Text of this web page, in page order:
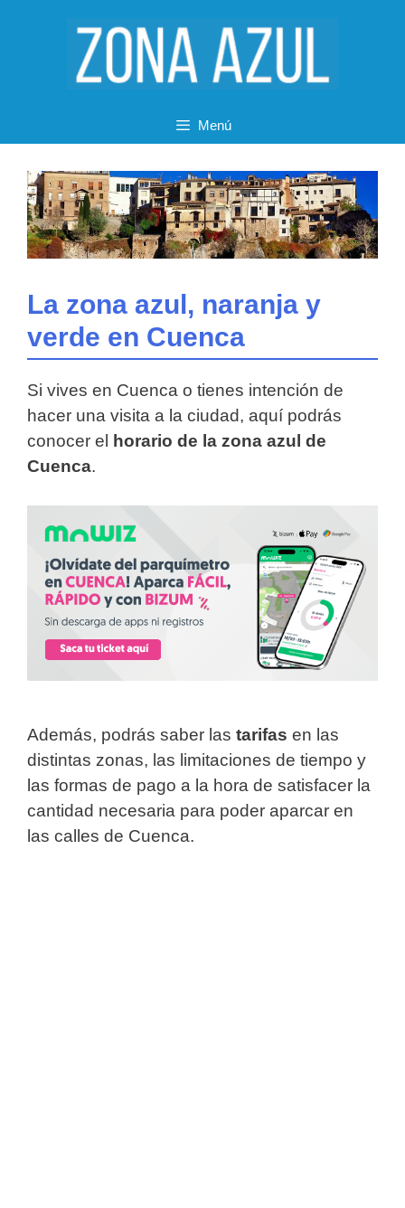
Menú
La zona azul, naranja y
verde en Cuenca
Si vives en Cuenca o tienes intención de
hacer una visita a la ciudad, aquí podrás
conocer el
horario de la zona azul de
Cuenca.
Además, podrás saber las tarifas en las
distintas zonas, las limitaciones de tiempo y
las formas de pago a la hora de satisfacer la
cantidad necesaria para poder aparcar en
las calles de Cuenca.